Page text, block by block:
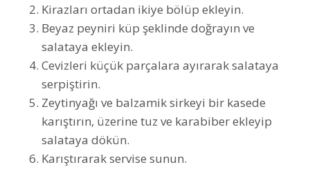
Kirazları ortadan ikiye bölüp ekleyin.
Beyaz peyniri küp şeklinde doğrayın ve
salataya ekleyin.
Cevizleri küçük parçalara ayırarak salataya
serpiştirin.
Zeytinyağı ve balzamik sirkeyi bir kasede
karıştırın, üzerine tuz ve karabiber ekleyip
salataya dökün.
Karıştırarak servise sunun.